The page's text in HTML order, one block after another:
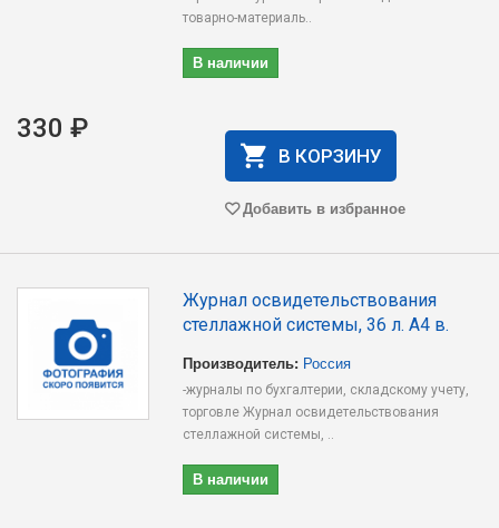
товарно-материаль..
В наличии
330 ₽
В КОРЗИНУ
Добавить в избранное
Журнал освидетельствования
стеллажной системы, 36 л. А4 в.
Производитель: Россия
-журналы по бухгалтерии, складскому учету,
торговле Журнал освидетельствования
стеллажной системы, ..
В наличии